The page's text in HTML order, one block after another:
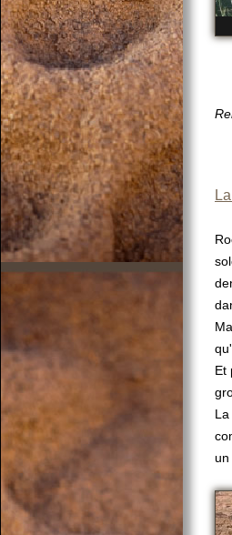
Et
un